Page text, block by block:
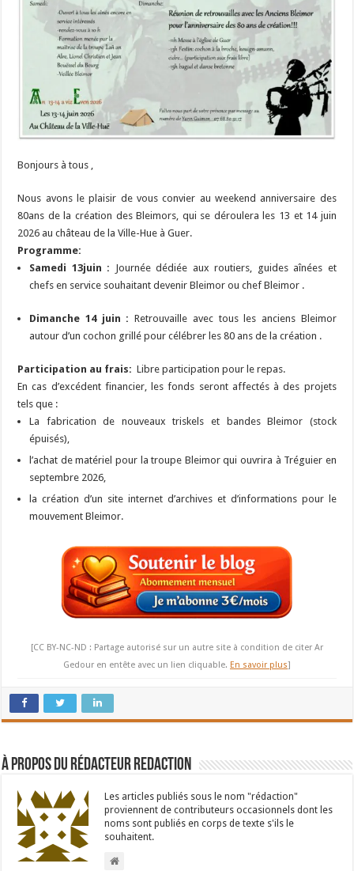
Bonjours à tous ,
Nous avons le plaisir de vous convier au weekend anniversaire des
80ans de la création des Bleimors, qui se déroulera les 13 et 14 juin
2026 au château de la Ville-Hue à Guer.
Programme:
Samedi 13juin : Journée dédiée aux routiers, guides aînées et
chefs en service souhaitant devenir Bleimor ou chef Bleimor .
Dimanche 14 juin : Retrouvaille avec tous les anciens Bleimor
autour d’un cochon grillé pour célébrer les 80 ans de la création .
Participation au frais: Libre participation pour le repas.
En cas d’excédent financier, les fonds seront affectés à des projets
tels que :
La fabrication de nouveaux triskels et bandes Bleimor (stock
épuisés),
l’achat de matériel pour la troupe Bleimor qui ouvrira à Tréguier en
septembre 2026,
la création d’un site internet d’archives et d’informations pour le
mouvement Bleimor.
[CC BY-NC-ND : Partage autorisé sur un autre site à condition de citer Ar
Gedour en entête avec un lien cliquable. En savoir plus]
À propos du rédacteur Redaction
Les articles publiés sous le nom "rédaction"
proviennent de contributeurs occasionnels dont les
noms sont publiés en corps de texte s'ils le
souhaitent.